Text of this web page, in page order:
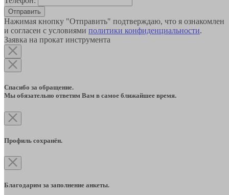
Отправить
Нажимая кнопку "Отправить" подтверждаю, что я ознакомлен
и согласен с условиями политики конфиденциальности.
Заявка на прокат инструмента
Спасибо за обращение.
Мы обязательно ответим Вам в самое ближайшее время.
Профиль сохранён.
Благодарим за заполнение анкеты.